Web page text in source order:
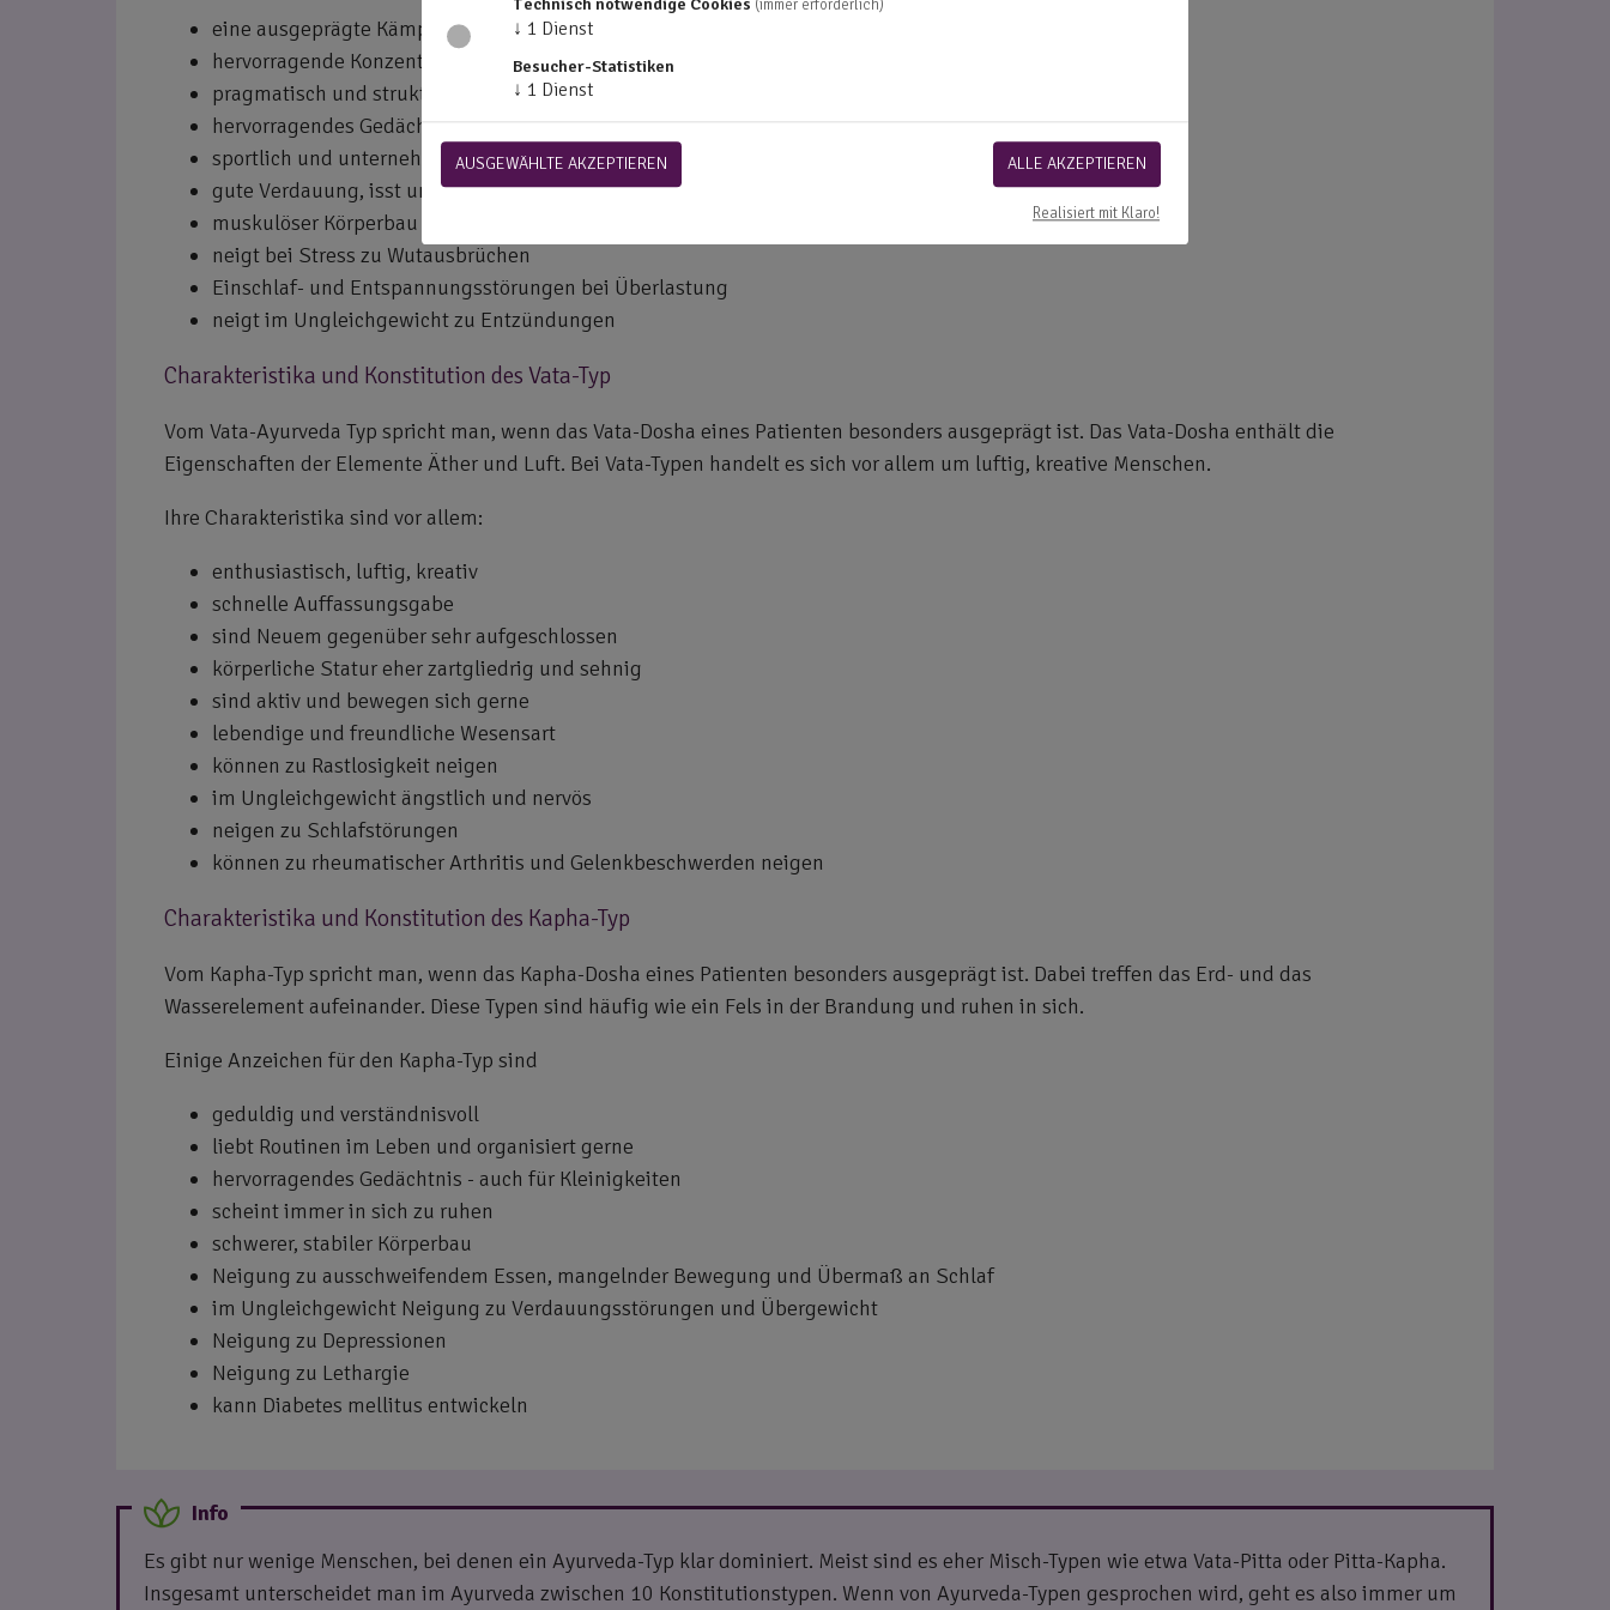
eine ausgeprägte Kämpfernatur, liebt Herausforderungen
hervorragende Konzentrationsfähigkeit und schnelle Auffassungsgabe
pragmatisch und strukturiert
hervorragendes Gedächtnis
sportlich und unternehmungslustig
gute Verdauung, isst und trinkt gerne
muskulöser Körperbau
neigt bei Stress zu Wutausbrüchen
Einschlaf- und Entspannungsstörungen bei Überlastung
neigt im Ungleichgewicht zu Entzündungen
Charakteristika und Konstitution des Vata-Typ
Vom Vata-Ayurveda Typ spricht man, wenn das Vata-Dosha eines Patienten besonders ausgeprägt ist. Das Vata-Dosha enthält die
Eigenschaften der Elemente Äther und Luft. Bei Vata-Typen handelt es sich vor allem um luftig, kreative Menschen.
Ihre Charakteristika sind vor allem:
enthusiastisch, luftig, kreativ
schnelle Auffassungsgabe
sind Neuem gegenüber sehr aufgeschlossen
körperliche Statur eher zartgliedrig und sehnig
sind aktiv und bewegen sich gerne
lebendige und freundliche Wesensart
können zu Rastlosigkeit neigen
im Ungleichgewicht ängstlich und nervös
neigen zu Schlafstörungen
können zu rheumatischer Arthritis und Gelenkbeschwerden neigen
Charakteristika und Konstitution des Kapha-Typ
Vom Kapha-Typ spricht man, wenn das Kapha-Dosha eines Patienten besonders ausgeprägt ist. Dabei treffen das Erd- und das
Wasserelement aufeinander. Diese Typen sind häufig wie ein Fels in der Brandung und ruhen in sich.
Einige Anzeichen für den Kapha-Typ sind
geduldig und verständnisvoll
liebt Routinen im Leben und organisiert gerne
hervorragendes Gedächtnis - auch für Kleinigkeiten
scheint immer in sich zu ruhen
schwerer, stabiler Körperbau
Neigung zu ausschweifendem Essen, mangelnder Bewegung und Übermaß an Schlaf
im Ungleichgewicht Neigung zu Verdauungsstörungen und Übergewicht
Neigung zu Depressionen
Neigung zu Lethargie
kann Diabetes mellitus entwickeln
Es gibt nur wenige Menschen, bei denen ein Ayurveda-Typ klar dominiert. Meist sind es eher Misch-Typen wie etwa Vata-Pitta oder Pitta-Kapha.
Insgesamt unterscheidet man im Ayurveda zwischen 10 Konstitutionstypen. Wenn von Ayurveda-Typen gesprochen wird, geht es also immer um
(immer erforderlich)
↓ 1 Dienst
Besucher-Statistiken
↓ 1 Dienst
AUSGEWÄHLTE AKZEPTIEREN ALLE AKZEPTIEREN
Realisiert mit Klaro!